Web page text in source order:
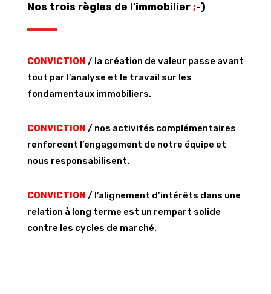
Nos trois règles de l’immobilier ;-)
CONVICTION / la création de valeur passe avant
tout par l’analyse et le travail sur les
fondamentaux immobiliers.
CONVICTION / nos activités complémentaires
renforcent l’engagement de notre équipe et
nous responsabilisent.
CONVICTION / l’alignement d’intérêts dans une
relation à long terme est un rempart solide
contre les cycles de marché.